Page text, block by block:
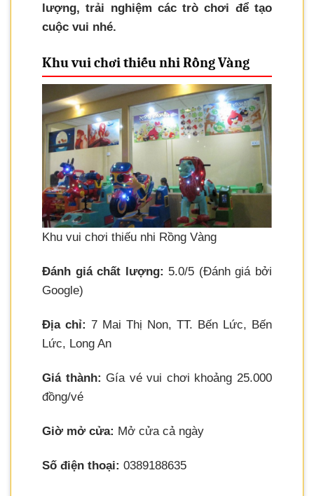
lượng, trải nghiệm các trò chơi để tạo
cuộc vui nhé.
Khu vui chơi thiếu nhi Rồng Vàng
Khu vui chơi thiếu nhi Rồng Vàng
Đánh giá chất lượng: 5.0/5 (Đánh giá bởi
Google)
Địa chỉ: 7 Mai Thị Non, TT. Bến Lức, Bến
Lức, Long An
Giá thành: Gía vé vui chơi khoảng 25.000
đồng/vé
Giờ mở cửa: Mở cửa cả ngày
Số điện thoại: 0389188635